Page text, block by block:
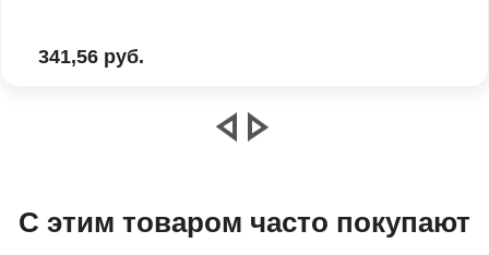
341,56 руб.
С этим товаром часто покупают